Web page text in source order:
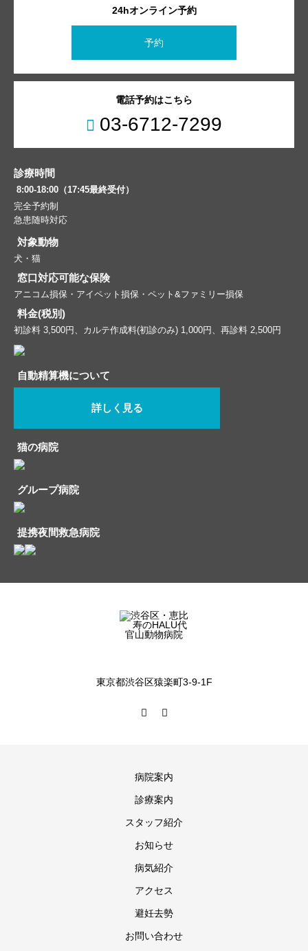
24hオンライン予約
予約
電話予約はこちら
03-6712-7299
診療時間
8:00-18:00（17:45最終受付）
完全予約制
急患随時対応
対象動物
犬・猫
窓口対応可能な保険
アニコム損保・アイペット損保・ペット&ファミリー損保
料金(税別)
初診料 3,500円、カルテ作成料(初診のみ) 1,000円、再診料 2,500円
自動精算機について
詳しく見る
猫の病院
グループ病院
提携夜間救急病院
東京都渋谷区猿楽町3-9-1F
病院案内
診療案内
スタッフ紹介
お知らせ
病気紹介
アクセス
避妊去勢
お問い合わせ